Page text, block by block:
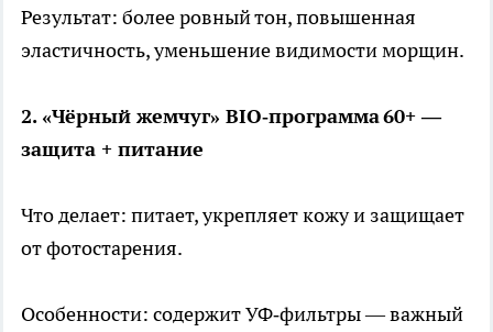
Результат: более ровный тон, повышенная
эластичность, уменьшение видимости морщин.
2. «Чёрный жемчуг» BIO‑программа 60+ —
защита + питание
Что делает: питает, укрепляет кожу и защищает
от фотостарения.
Особенности: содержит УФ‑фильтры — важный